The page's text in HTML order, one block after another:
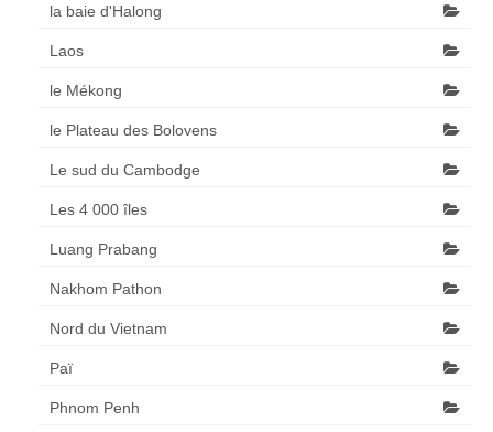
la baie d'Halong
Laos
le Mékong
le Plateau des Bolovens
Le sud du Cambodge
Les 4 000 îles
Luang Prabang
Nakhom Pathon
Nord du Vietnam
Paï
Phnom Penh